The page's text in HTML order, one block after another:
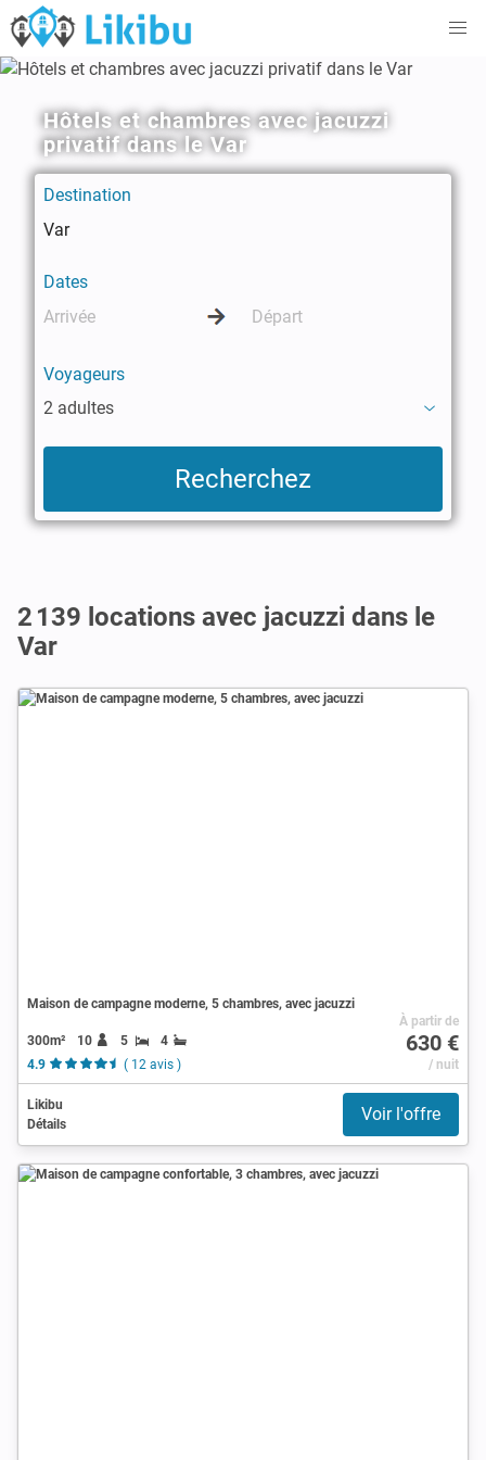
Hôtels et chambres avec jacuzzi
privatif dans le Var
Destination
Dates
Voyageurs
2 adultes
2 139 locations avec jacuzzi dans le
Var
Maison de campagne moderne, 5 chambres, avec jacuzzi
300m² 10 5
4
4.9
( 12 avis )
À partir de
630 €
/ nuit
Likibu
Détails
Voir l'offre